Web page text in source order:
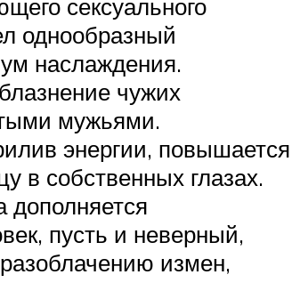
сексуального
однообразный
наслаждения.
чужих
мужьями.
энергии, повышается
в собственных глазах.
дополняется
пусть и неверный,
измен,